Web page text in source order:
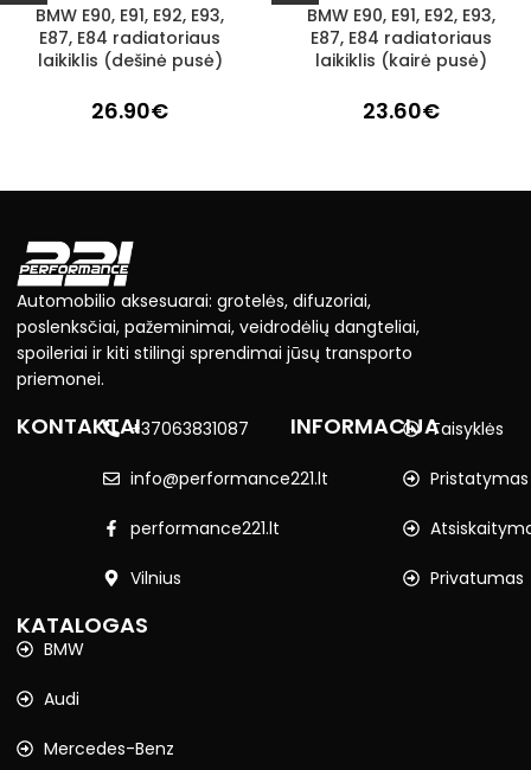
BMW E90, E91, E92, E93,
E87, E84 radiatoriaus
laikiklis (dešinė pusė)
26.90€
BMW E90, E91, E92, E93,
E87, E84 radiatoriaus
laikiklis (kairė pusė)
23.60€
Automobilio aksesuarai: grotelės, difuzoriai,
poslenksčiai, pažeminimai, veidrodėlių dangteliai,
spoileriai ir kiti stilingi sprendimai jūsų transporto
priemonei.
KONTAKTAI+37063831087
info@performance221.lt
performance221.lt
Vilnius
INFORMACIJATaisyklės
Pristatymas
Privatumas
KATALOGAS
BMW
Audi
Mercedes-Benz